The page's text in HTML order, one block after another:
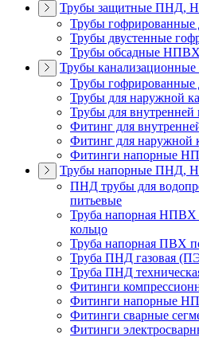
Трубы защитные
Трубы
Трубы двустенные
Трубы обсадные НПВХ
Трубы канализационные
Трубы гофрированные
Трубы для наружной
Трубы для внутренней
Фитинг для
Фитинг для наружной
Фитинги напорные
Трубы напорные ПНД,
ПНД трубы для
питьевые
Труба напорная НПВХ
кольцо
Труба напорная ПВХ
Труба ПНД газовая
Труба ПНД
Фитинги
Фитинги напорные
Фитинги сварные
Фитинги